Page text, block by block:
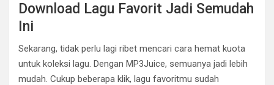
Download Lagu Favorit Jadi Semudah
Ini
Sekarang, tidak perlu lagi ribet mencari cara hemat kuota
untuk koleksi lagu. Dengan MP3Juice, semuanya jadi lebih
mudah. Cukup beberapa klik, lagu favoritmu sudah